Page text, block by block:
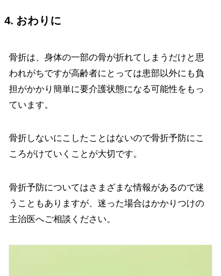
4. おわりに
骨折は、身体の一部の骨が折れてしまうだけと思
われがちですが高齢者にとっては患部以外にも負
担がかかり簡単に要介護状態になる可能性をもっ
ています。
骨折しないにこしたことはないので骨折予防にこ
ころがけていくことが大切です。
骨折予防についてはさまざまな情報があるので迷
うこともありますが、迷った場合はかかりつけの
主治医へご相談ください。